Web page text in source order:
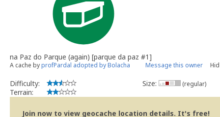
na Paz do Parque (again) [parque da paz #1]
A cache byprofPardal adopted by Bolacha Message this owner
Difficulty:
Terrain:
Size: (regular)
Join now to view geocache location details. It's free!